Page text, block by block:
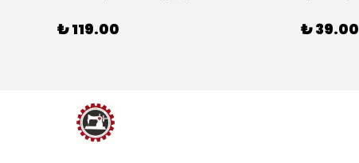
₺ 119.00 ₺ 39.00